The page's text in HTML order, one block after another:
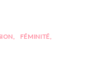
FÉMINITÉ